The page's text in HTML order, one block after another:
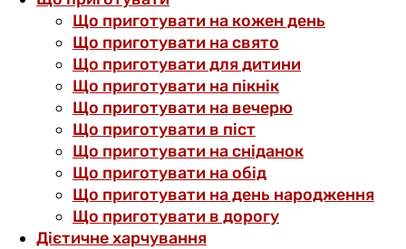
Що приготувати на кожен день
Що приготувати на свято
Що приготувати для дитини
Що приготувати на пікнік
Що приготувати на вечерю
Що приготувати в піст
Що приготувати на сніданок
Що приготувати на обід
Що приготувати на день народження
Що приготувати в дорогу
Дієтичне харчування